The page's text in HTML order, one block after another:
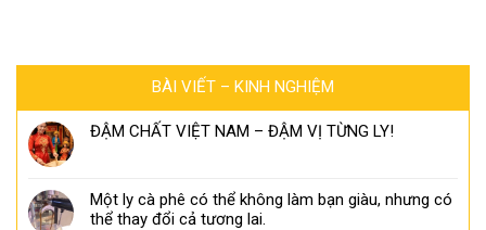
BÀI VIẾT – KINH NGHIỆM
ĐẬM CHẤT VIỆT NAM – ĐẬM VỊ TỪNG LY!
Một ly cà phê có thể không làm bạn giàu, nhưng có
thể thay đổi cả tương lai.